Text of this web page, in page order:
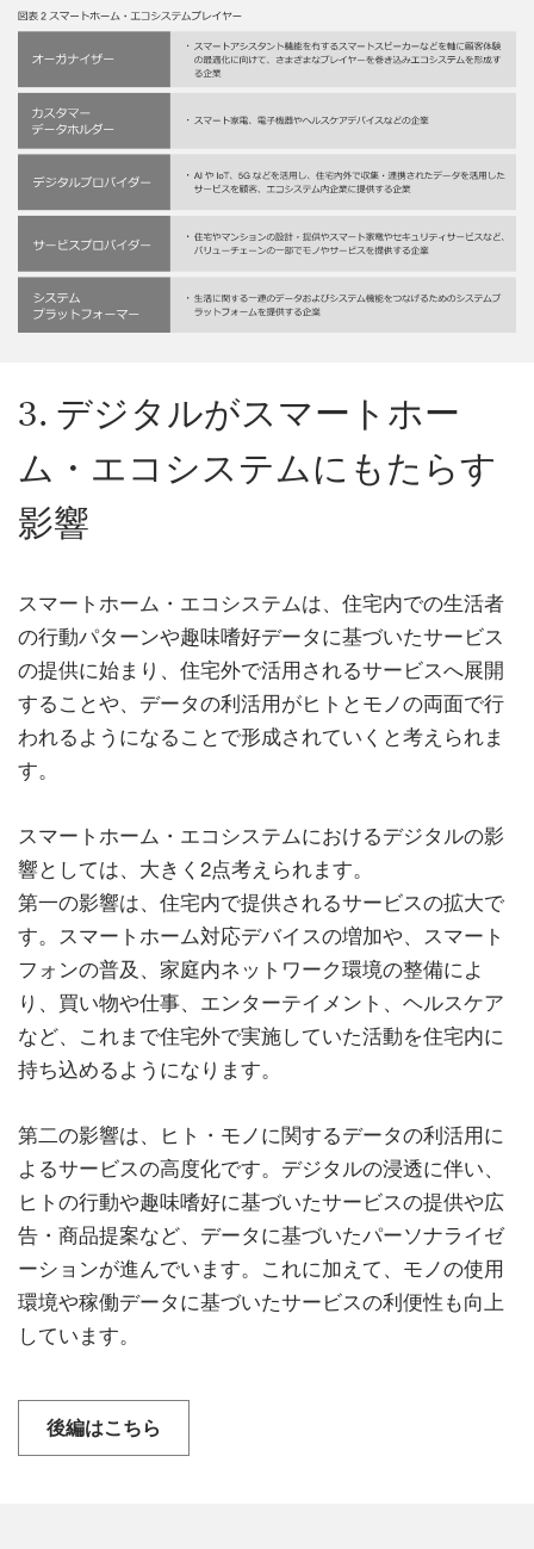
3. デジタルがスマートホー
ム・エコシステムにもたらす
影響
スマートホーム・エコシステムは、住宅内での生活者
の行動パターンや趣味嗜好データに基づいたサービス
の提供に始まり、住宅外で活用されるサービスへ展開
することや、データの利活用がヒトとモノの両面で行
われるようになることで形成されていくと考えられま
す。
スマートホーム・エコシステムにおけるデジタルの影
響としては、大きく2点考えられます。
第一の影響は、住宅内で提供されるサービスの拡大で
す。スマートホーム対応デバイスの増加や、スマート
フォンの普及、家庭内ネットワーク環境の整備によ
り、買い物や仕事、エンターテイメント、ヘルスケア
など、これまで住宅外で実施していた活動を住宅内に
持ち込めるようになります。
第二の影響は、ヒト・モノに関するデータの利活用に
よるサービスの高度化です。デジタルの浸透に伴い、
ヒトの行動や趣味嗜好に基づいたサービスの提供や広
告・商品提案など、データに基づいたパーソナライゼ
ーションが進んでいます。これに加えて、モノの使用
環境や稼働データに基づいたサービスの利便性も向上
しています。
後編はこちら